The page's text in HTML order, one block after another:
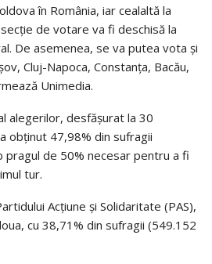
în România, iar cealaltă la
de votare va fi deschisă la
De asemenea, se va putea vota și
Cluj-Napoca, Constanța, Bacău,
Unimedia.
alegerilor, desfășurat la 30
obținut 47,98% din sufragii
de 50% necesar pentru a fi
tur.
Acțiune și Solidaritate (PAS),
cu 38,71% din sufragii (549.152